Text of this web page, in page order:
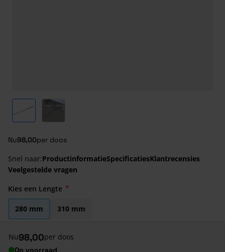
View larger imageView larger image
Nu98,00per doos
Snel naar:ProductinformatieSpecificatiesKlantrecensies
Veelgestelde vragen
Kies een Lengte
280 mm 310 mm
Nu98,00per doos
Op voorraad